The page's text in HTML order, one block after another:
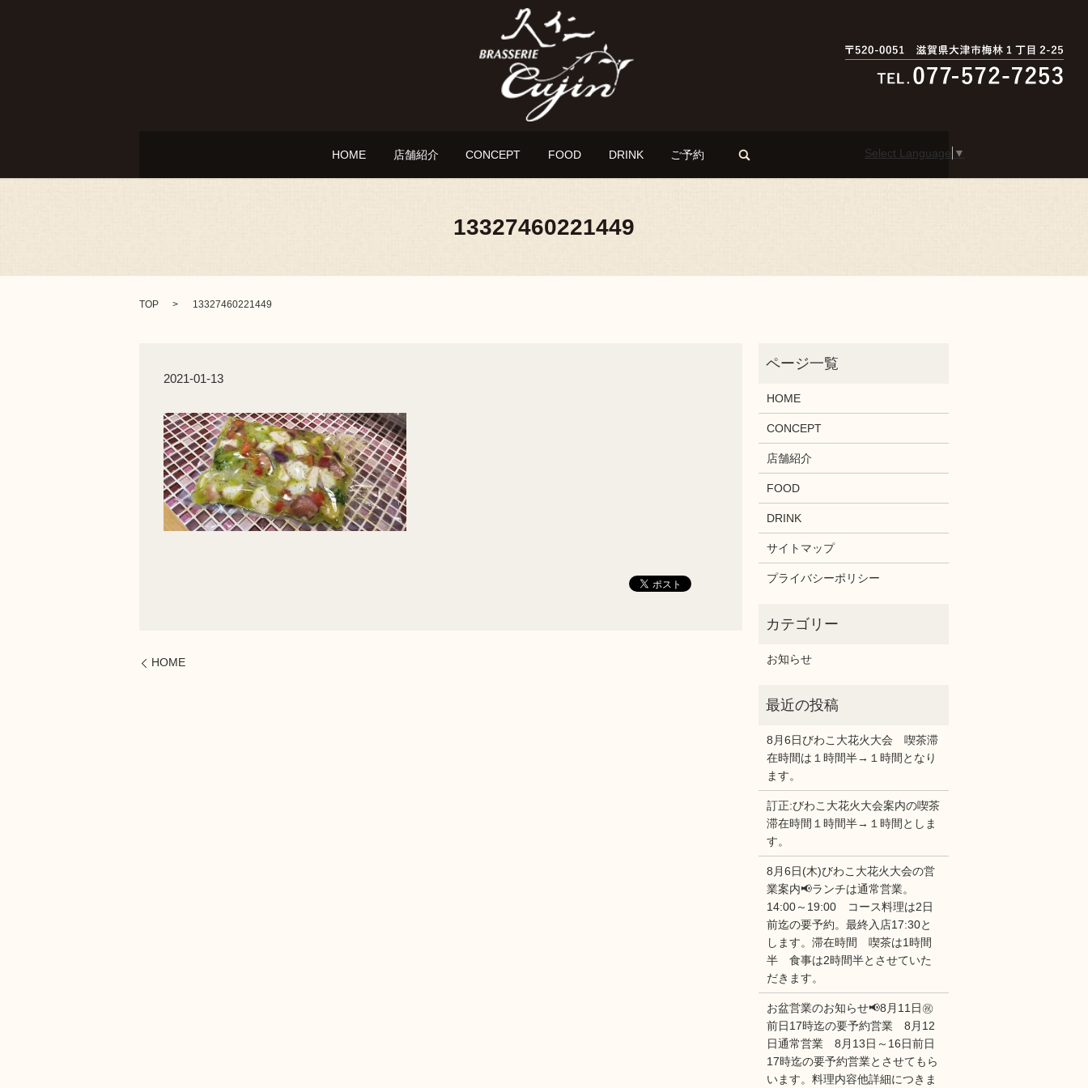
Select Language ▼
HOME 店舗紹介 CONCEPT FOOD DRINK ご予約
13327460221449
TOP 13327460221449
2021-01-13
HOME
HOME
CONCEPT
店舗紹介
FOOD
DRINK
サイトマップ
プライバシーポリシー
お知らせ
8月6日びわこ大花火大会 喫茶滞
在時間は１時間半→１時間となり
ます。
訂正:びわこ大花火大会案内の喫茶
滞在時間１時間半→１時間としま
す。
8月6日(木)びわこ大花火大会の営
業案内📢ランチは通常営業。
14:00～19:00 コース料理は2日
前迄の要予約。最終入店17:30と
します。滞在時間 喫茶は1時間
半 食事は2時間半とさせていた
だきます。
お盆営業のお知らせ📢8月11日㊗
前日17時迄の要予約営業 8月12
日通常営業 8月13日～16日前日
17時迄の要予約営業とさせてもら
います。料理内容他詳細につきま